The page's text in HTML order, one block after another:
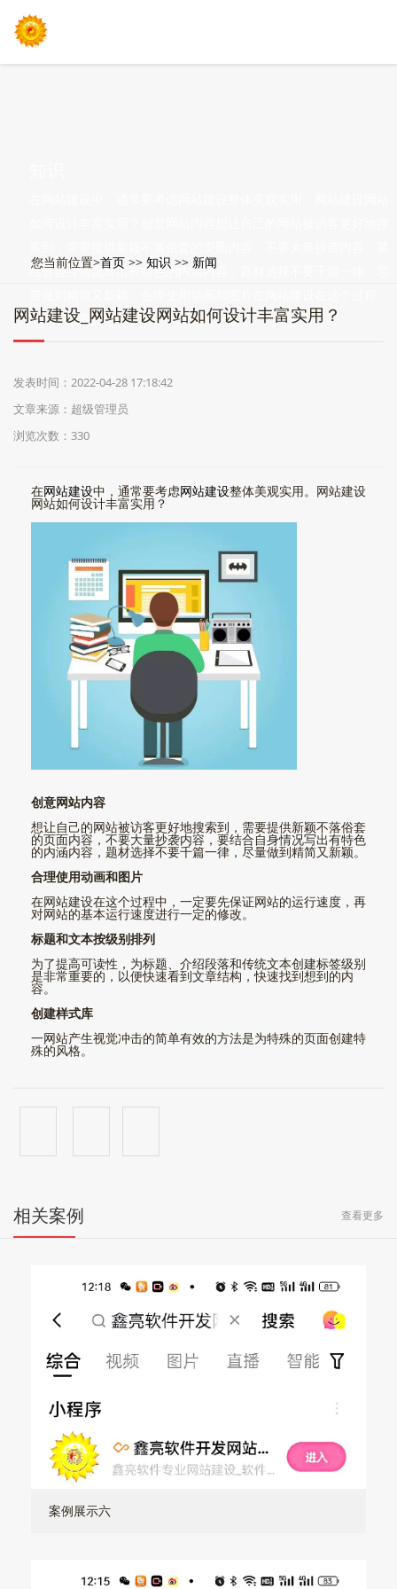
结合自身情况写出有特色的内涵内容，题材选择不要千篇一律，尽
中，一定要先
您当前位置>首页 >> 知识 >> 新闻
网站建设_网站建设网站如何设计丰富实用？
发表时间：2022-04-28 17:18:42
文章来源：超级管理员
浏览次数：330
在网站建设中，通常要考虑网站建设整体美观实用。网站建设
网站如何设计丰富实用？
创意网站内容
想让自己的网站被访客更好地搜索到，需要提供新颖不落俗套
的页面内容，不要大量抄袭内容，要结合自身情况写出有特色
的内涵内容，题材选择不要千篇一律，尽量做到精简又新颖。
合理使用动画和图片
在网站建设在这个过程中，一定要先保证网站的运行速度，再
对网站的基本运行速度进行一定的修改。
标题和文本按级别排列
为了提高可读性，为标题、介绍段落和传统文本创建标签级别
是非常重要的，以便快速看到文章结构，快速找到想到的内
容。
创建样式库
一网站产生视觉冲击的简单有效的方法是为特殊的页面创建特
殊的风格。
相关案例 查看更多
案例展示六